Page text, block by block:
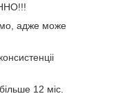
адже може
12 міс.